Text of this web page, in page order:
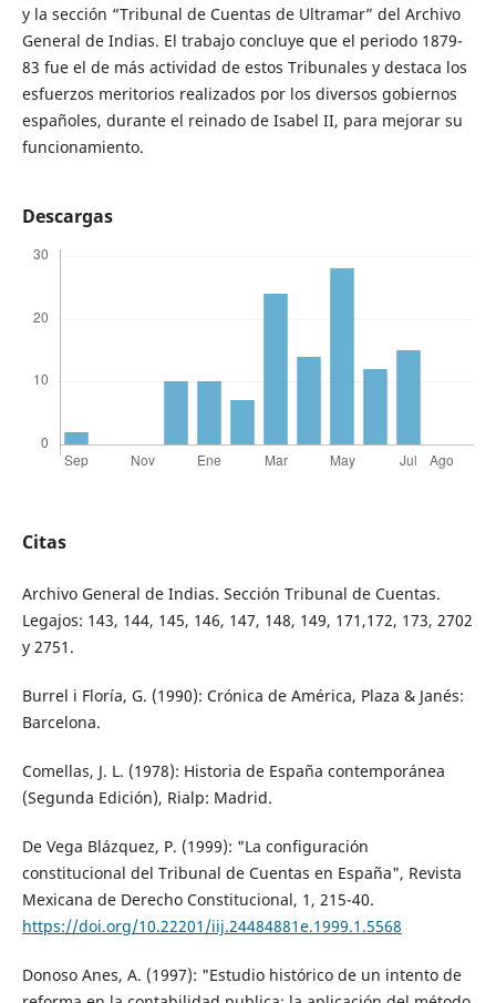
y la sección “Tribunal de Cuentas de Ultramar” del Archivo
General de Indias. El trabajo concluye que el periodo 1879-
83 fue el de más actividad de estos Tribunales y destaca los
esfuerzos meritorios realizados por los diversos gobiernos
españoles, durante el reinado de Isabel II, para mejorar su
funcionamiento.
Descargas
Citas
Archivo General de Indias. Sección Tribunal de Cuentas.
Legajos: 143, 144, 145, 146, 147, 148, 149, 171,172, 173, 2702
y 2751.
Burrel i Floría, G. (1990): Crónica de América, Plaza & Janés:
Barcelona.
Comellas, J. L. (1978): Historia de España contemporánea
(Segunda Edición), Rialp: Madrid.
De Vega Blázquez, P. (1999): "La configuración
constitucional del Tribunal de Cuentas en España", Revista
Mexicana de Derecho Constitucional, 1, 215-40.
https://doi.org/10.22201/iij.24484881e.1999.1.5568
Donoso Anes, A. (1997): "Estudio histórico de un intento de